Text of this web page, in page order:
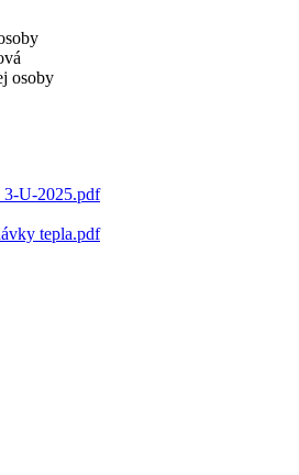
osoby
3-U-2025.pdf
tepla.pdf